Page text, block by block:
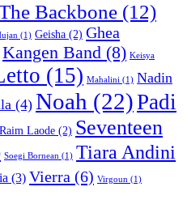
Backbone (12)
(1) Geisha (2) Ghea
Kangen Band (8) Keisya
(15) Mahalini (1) Nadin
(4) Noah (22)Padi
Raim Laode (2) Seventeen
Soegi Bornean (1) Tiara Andini
(3) Vierra (6) Virgoun (1)